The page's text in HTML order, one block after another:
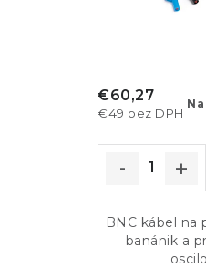
€49 bez DPH
€60,27
BNC kábel na
banánik a